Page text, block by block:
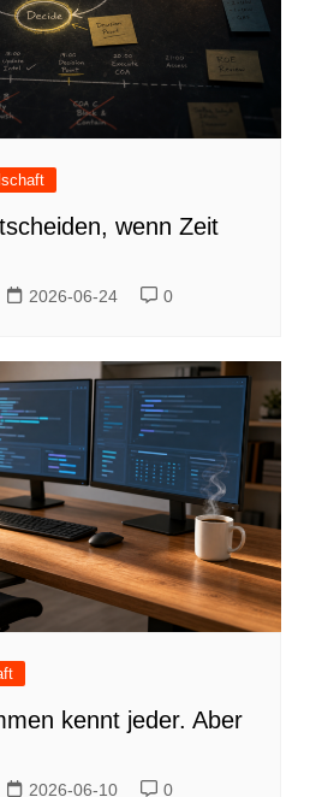
wenn Zeit
2026-06-24 0
kennt jeder. Aber
2026-06-10 0